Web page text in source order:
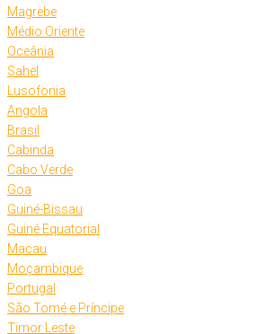
Magrebe
Médio Oriente
Oceânia
Sahel
Lusofonia
Angola
Brasil
Cabinda
Cabo Verde
Goa
Guiné-Bissau
Guiné Equatorial
Macau
Moçambique
Portugal
São Tomé e Príncipe
Timor Leste